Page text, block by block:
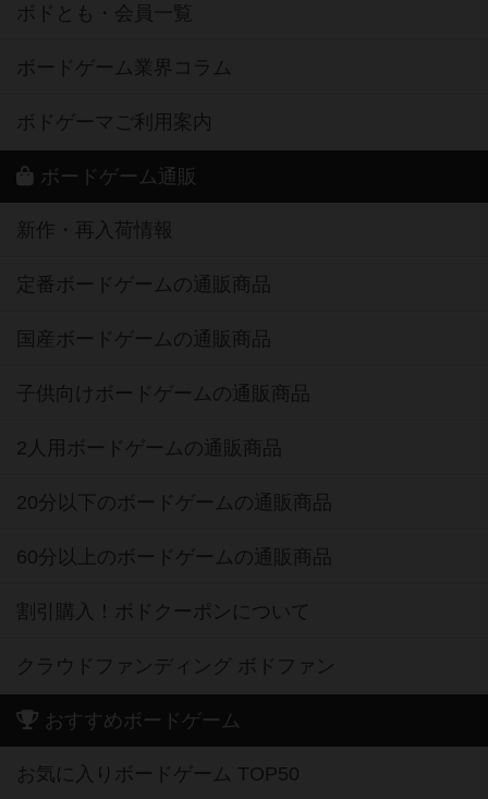
ボドとも・会員一覧
ボードゲーム業界コラム
ボドゲーマご利用案内
ボードゲーム通販
新作・再入荷情報
定番ボードゲームの通販商品
国産ボードゲームの通販商品
子供向けボードゲームの通販商品
2人用ボードゲームの通販商品
20分以下のボードゲームの通販商品
60分以上のボードゲームの通販商品
割引購入！ボドクーポンについて
クラウドファンディング ボドファン
おすすめボードゲーム
お気に入りボードゲーム TOP50